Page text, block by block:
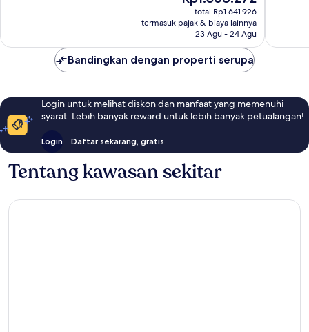
sekarang
Rp1.368.272
total Rp1.641.926
termasuk pajak & biaya lainnya
23 Agu - 24 Agu
Bandingkan dengan properti serupa
Login untuk melihat diskon dan manfaat yang memenuhi
syarat. Lebih banyak reward untuk lebih banyak petualangan!
Login Daftar sekarang, gratis
Tentang kawasan sekitar